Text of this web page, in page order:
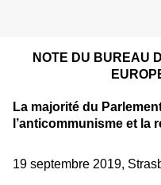
NOTE DU BUREAU
La majorité du
l’anticommunisme et la
19 septembre 2019,